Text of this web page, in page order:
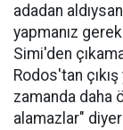
adadan
yapmanız
Simi'den
Rodos'tan
zamanda daha
alamazlar"